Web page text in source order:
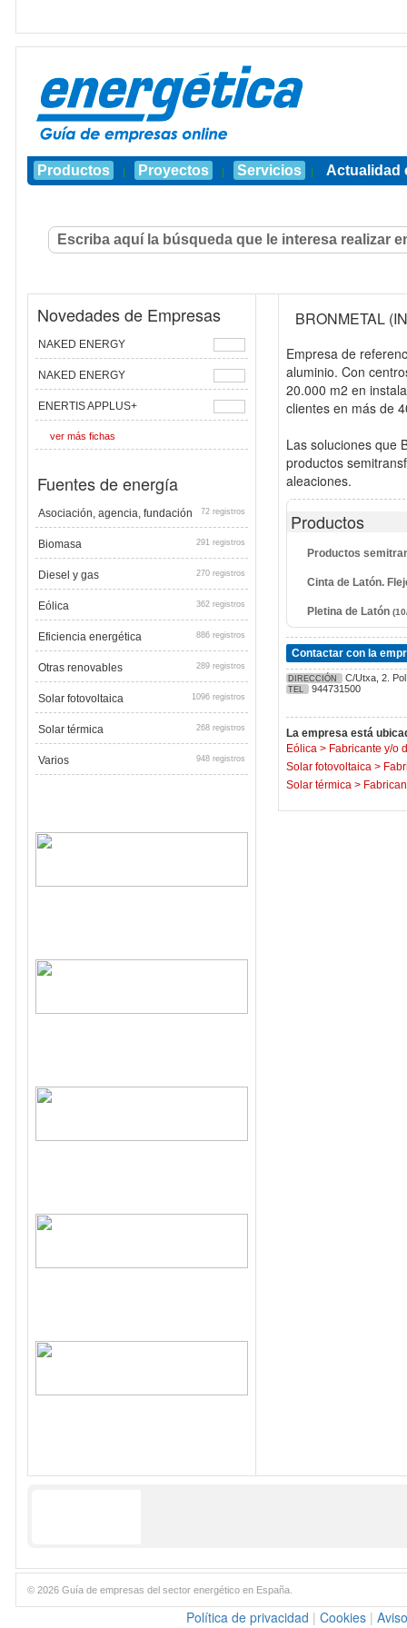
Productos | Proyectos | Servicios | Actualidad
Novedades de Empresas
NAKED ENERGY
NAKED ENERGY
ENERTIS APPLUS+
ver más fichas
Fuentes de energía
Asociación, agencia, fundación 72 registros
Biomasa 291 registros
Diesel y gas 270 registros
Eólica 362 registros
Eficiencia energética 886 registros
Otras renovables 289 registros
Solar fotovoltaica 1096 registros
Solar térmica 268 registros
Varios 948 registros
BRONMETAL
Empresa de
aluminio. Con
20.000 m2 en
clientes en más de
Las soluciones que
productos
aleaciones.
Productos
Productos
Cinta de Latón.
Pletina de Latón
Contactar con la
DIRECCIÓN C/Utxa, 2.
TEL 944731500
La empresa está
Eólica > Fabricante y/o
Solar fotovoltaica >
Solar térmica >
© 2026 Guía de empresas del sector energético en España.
Política de privacidad | Cookies |